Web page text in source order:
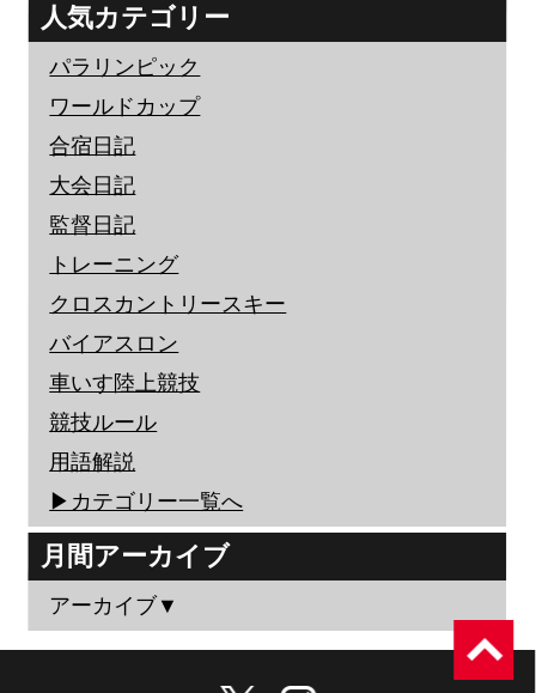
人気カテゴリー
パラリンピック
ワールドカップ
合宿日記
大会日記
監督日記
トレーニング
クロスカントリースキー
バイアスロン
車いす陸上競技
競技ルール
用語解説
▶︎カテゴリー一覧へ
月間アーカイブ
アーカイブ▼